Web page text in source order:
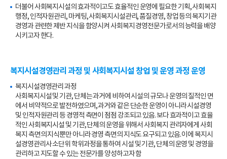
더불어 사회복지시설의 효과적이고도 효율적인 운영에 필요한 기획, 사회복지
행정, 인적자원관리, 마케팅, 사회복지시설관리, 품질경영, 창업 등의 복지기관
경영과 관련한 제반 지식을 함양시켜 사회복지 경영전문가로서의 능력을 배양
시키고자 한다.
복지시설경영관리 과정 및 사회복지시설 창업 및 운영 과정 운영
복지시설경영관리 과정
사회복지시설 및 기관, 단체는 과거에 비하여 시설의 규모나 운영의 질적인 면
에서 비약적으로 발전하였으며, 과거와 같은 단순한 운영이 아니라 시설경영
및 인적자원관리 등 경영적 측면이 점점 강조되고 있음. 보다 효과적이고 효율
적인 사회복지시설 및 기관, 단체의 운영을 위해서 사회복지 관리자에게 사회
복지 측면의 지식뿐만 아니라 경영 측면의 지식도 요구되고 있음. 이에 복지시
설경영관리사 소단위 학위과정을 통하여 시설 및 기관, 단체의 운영 및 경영을
관리하고 지도할 수 있는 전문가를 양성하고자 함